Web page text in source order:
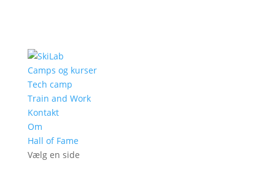
Camps og kurser
Tech camp
Train and Work
Kontakt
Om
Hall of Fame
Vælg en side